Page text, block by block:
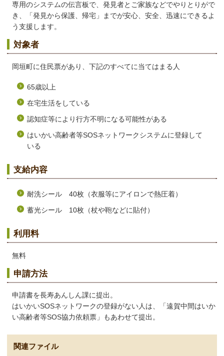
専用のシステムの伝言板で、発見者とご家族などでやりとりがで
き、「発見から保護、帰宅」までが安心、安全、迅速にできるよ
う支援します。
対象者
岡垣町に住民票があり、下記のすべてに当てはまる人
65歳以上
在宅生活をしている
認知症等により行方不明になる可能性がある
はいかい高齢者等SOSネットワークシステムに登録して
いる
支給内容
耐洗シール 40枚（衣服等にアイロンで熱圧着）
蓄光シール 10枚（杖や鞄などに貼付）
利用料
無料
申請方法
申請書を長寿あんしん課に提出。
はいかいSOSネットワークの登録がない人は、「遠賀中間はいか
い高齢者等SOS協力依頼票」もあわせて提出。
関連ファイル